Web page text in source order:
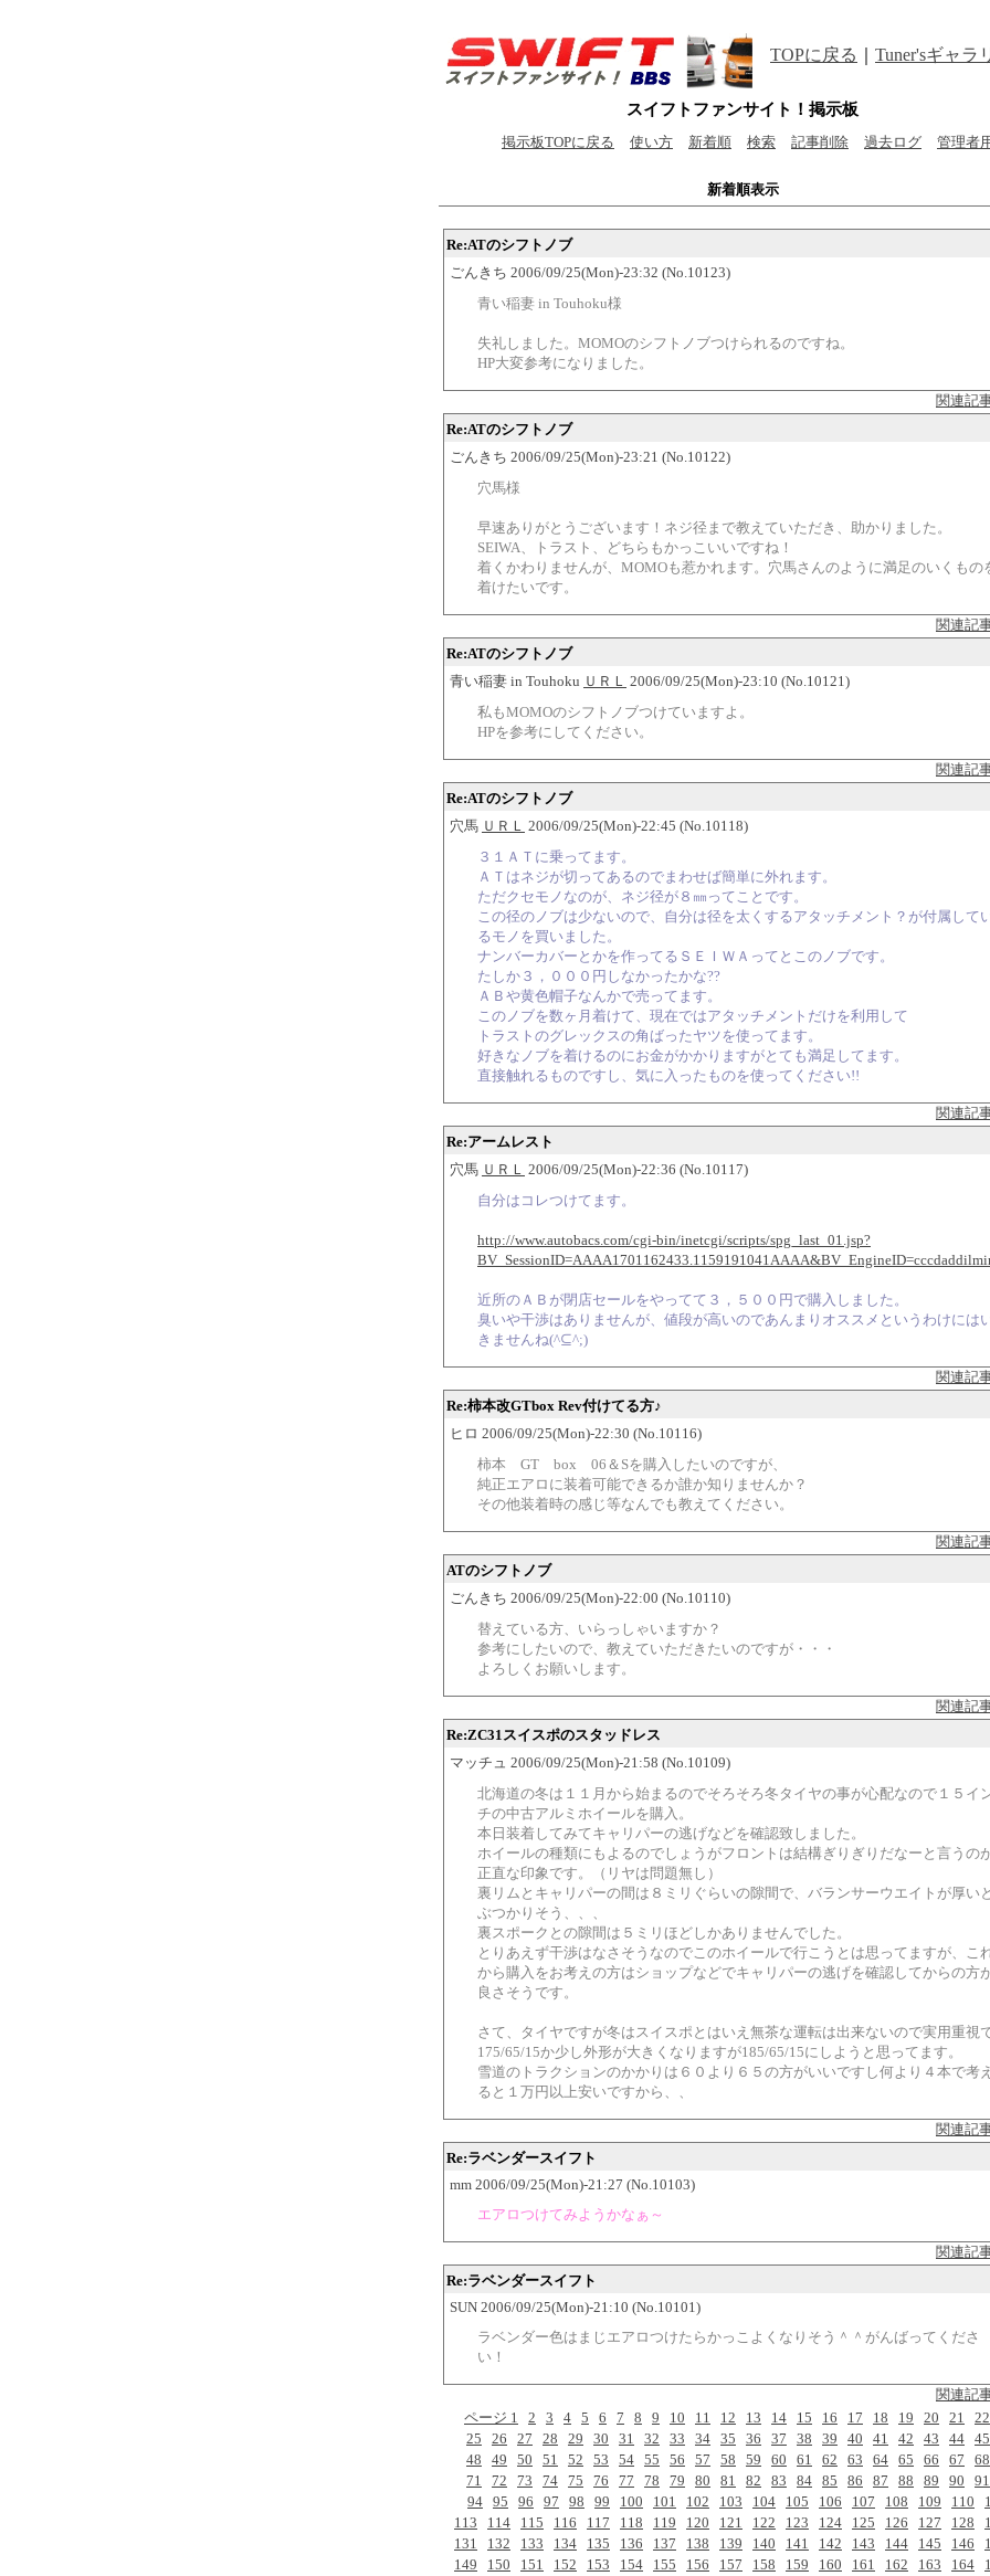
TOPに戻る Tuner'sギャラ
スイフトファンサイト！掲示板
掲示板TOPに戻る 使い方 新着順 検索 記事削除 過去ログ 管理者
新着順表示
Re:ATのシフトノブ
ごんきち 2006/09/25(Mon)-23:32 (No.10123)
青い稲妻 in Touhoku様
失礼しました。MOMOのシフトノブつけられるのですね。
HP大変参考になりました。
関連記
Re:ATのシフトノブ
ごんきち 2006/09/25(Mon)-23:21 (No.10122)
穴馬様
早速ありがとうございます！ネジ径まで教えていただき、助かりました。
SEIWA、トラスト、どちらもかっこいいですね！
着くかわりませんが、MOMOも惹かれます。穴馬さんのように満足のいくもの
着けたいです。
関連記
Re:ATのシフトノブ
青い稲妻 in Touhoku ＵＲＬ 2006/09/25(Mon)-23:10 (No.10121)
私もMOMOのシフトノブつけていますよ。
HPを参考にしてください。
関連記
Re:ATのシフトノブ
穴馬 ＵＲＬ 2006/09/25(Mon)-22:45 (No.10118)
３１ＡＴに乗ってます。
ＡＴはネジが切ってあるのでまわせば簡単に外れます。
ただクセモノなのが、ネジ径が８㎜ってことです。
この径のノブは少ないので、自分は径を太くするアタッチメント？が付属して
るモノを買いました。
ナンバーカバーとかを作ってるＳＥＩＷＡってとこのノブです。
たしか３，０００円しなかったかな??
ＡＢや黄色帽子なんかで売ってます。
このノブを数ヶ月着けて、現在ではアタッチメントだけを利用して
トラストのグレックスの角ばったヤツを使ってます。
好きなノブを着けるのにお金がかかりますがとても満足してます。
直接触れるものですし、気に入ったものを使ってください!!
関連記
Re:アームレスト
穴馬 ＵＲＬ 2006/09/25(Mon)-22:36 (No.10117)
自分はコレつけてます。
http://www.autobacs.com/cgi-bin/inetcgi/scripts/spg_last_01.jsp?
近所のＡＢが閉店セールをやってて３，５００円で購入しました。
臭いや干渉はありませんが、値段が高いのであんまりオススメというわけには
きませんね(^⊆^;)
関連記
Re:柿本改GTbox Rev付けてる方♪
ヒロ 2006/09/25(Mon)-22:30 (No.10116)
柿本 GT box 06＆Sを購入したいのですが、
純正エアロに装着可能できるか誰か知りませんか？
その他装着時の感じ等なんでも教えてください。
関連記
ATのシフトノブ
ごんきち 2006/09/25(Mon)-22:00 (No.10110)
替えている方、いらっしゃいますか？
参考にしたいので、教えていただきたいのですが・・・
よろしくお願いします。
関連記
Re:ZC31スイスポのスタッドレス
マッチュ 2006/09/25(Mon)-21:58 (No.10109)
北海道の冬は１１月から始まるのでそろそろ冬タイヤの事が心配なので１５イ
チの中古アルミホイールを購入。
本日装着してみてキャリパーの逃げなどを確認致しました。
ホイールの種類にもよるのでしょうがフロントは結構ぎりぎりだなーと言うの
正直な印象です。（リヤは問題無し）
裏リムとキャリパーの間は８ミリぐらいの隙間で、バランサーウエイトが厚いと
ぶつかりそう、、、
裏スポークとの隙間は５ミリほどしかありませんでした。
とりあえず干渉はなさそうなのでこのホイールで行こうとは思ってますが、こ
から購入をお考えの方はショップなどでキャリパーの逃げを確認してからの方
良さそうです。
さて、タイヤですが冬はスイスポとはいえ無茶な運転は出来ないので実用重視
175/65/15か少し外形が大きくなりますが185/65/15にしようと思ってます。
雪道のトラクションのかかりは６０より６５の方がいいですし何より４本で考え
ると１万円以上安いですから、、
関連記
Re:ラベンダースイフト
mm 2006/09/25(Mon)-21:27 (No.10103)
エアロつけてみようかなぁ～
関連記
Re:ラベンダースイフト
SUN 2006/09/25(Mon)-21:10 (No.10101)
ラベンダー色はまじエアロつけたらかっこよくなりそう＾＾がんばってくださ
い！
関連記
ページ 1
2 3 4 5 6 7 8 9 10 11 12 13 14 15 16 17 18 19 20 21 22
25
26 27 28 29 30 31 32 33 34 35 36 37 38 39 40 41 42 43 44 45
48
49 50 51 52 53 54 55 56 57 58 59 60 61 62 63 64 65 66 67 68
71
72 73 74 75 76 77 78 79 80 81 82 83 84 85 86 87 88 89 90 91
94 95 96 97 98 99 100 101 102 103 104 105 106 107 108 109 110
113
114 115 116 117 118 119 120 121 122 123 124 125 126 127 128
131
132 133 134 135 136 137 138 139 140 141 142 143 144 145 146
149
150 151 152 153 154 155 156 157 158 159 160 161 162 163 164